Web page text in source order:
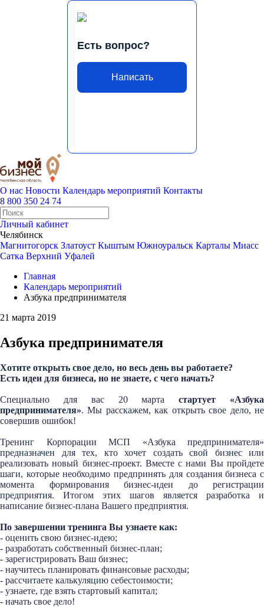
Есть вопрос?
Написать
О нас Новости Календарь мероприятий Контакты
8 800 350 24 74
Личный кабинет
Челябинск
Магнитогорск Златоуст Кыштым Южноуральск Карталы Миасс
Сатка Верхний Уфалей
Главная
Календарь мероприятий
Азбука предпринимателя
21 марта 2019
Азбука предпринимателя
Хотите открыть свое дело, но весь день вы работаете?
Есть идеи для бизнеса, но не знаете, с чего начать?
Специально для вас 20 мартастартует «Азбука
предпринимателя». Мы расскажем, как открыть свое дело, не
совершив ошибок!
Тренинг Корпорации МСП «Азбука предпринимателя»
предназначен для тех, кто хочет создать свой бизнес или
реализовать новый бизнес-проект. Вместе с нами Вы пройдете
шаги, которые необходимо предпринять для создания бизнеса с
момента формирования бизнес-идеи до регистрации
предприятия. Итогом этих шагов является разработка и
написание бизнес-плана Вашего предприятия.
По завершении тренинга Вы узнаете как:
- оценить свою бизнес-идею;
- разработать собственный бизнес-план;
- зарегистрировать Ваш бизнес;
- научитесь планировать финансовые расходы;
- рассчитаете калькуляцию себестоимости;
- узнаете, где взять стартовый капитал;
- начать свое дело!